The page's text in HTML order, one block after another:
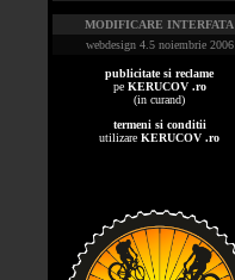
MODIFICARE INTERFATA
webdesign 4.5 noiembrie 2006
publicitate si reclame
pe KERUCOV .ro
(in curand)
termeni si conditii
utilizare KERUCOV .ro